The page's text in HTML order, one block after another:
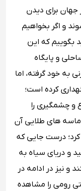
جهان برای دیدن
و اگر بخواهیم
بگوییم که این
و پایگاه
به خود گرفته، اما
کرده است؛
و چشمگیری را
ماسه‌ های طلایی آن
درست جایی که
و دریای سیاه به
و نیز در ادامه در
رومی را مشاهده